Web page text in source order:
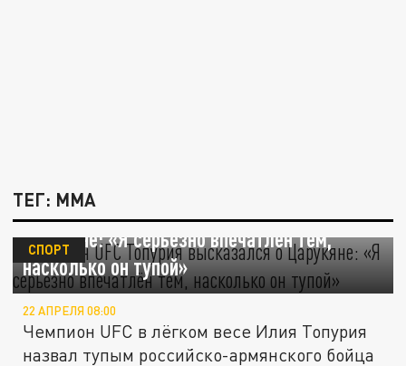
ТЕГ: ММА
Чемпион UFC Топурия высказался о
Царукяне: «Я серьёзно впечатлён тем,
насколько он тупой»
СПОРТ
22 АПРЕЛЯ 08:00
Чемпион UFC в лёгком весе Илия Топурия
назвал тупым российско-армянского бойца